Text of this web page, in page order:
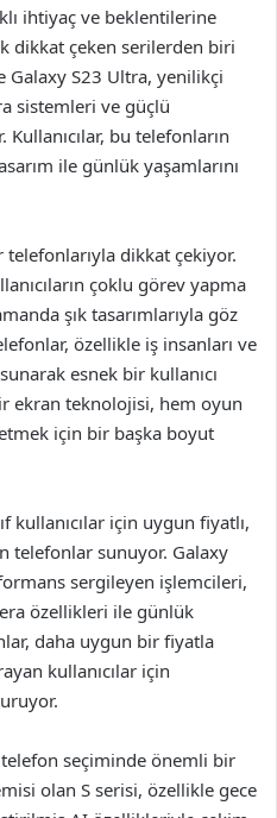
ihtiyaç ve beklentilerine
dikkat çeken serilerden biri
Galaxy S23 Ultra, yenilikçi
sistemleri ve güçlü
Kullanıcılar, bu telefonların
ile günlük yaşamlarını
dikkat çekiyor.
çoklu görev yapma
şık tasarımlarıyla göz
özellikle iş insanları ve
esnek bir kullanıcı
ekran teknolojisi, hem oyun
için bir başka boyut
kullanıcılar için uygun fiyatlı,
telefonlar sunuyor. Galaxy
sergileyen işlemcileri,
özellikleri ile günlük
daha uygun bir fiyatla
kullanıcılar için
telefon seçiminde önemli bir
olan S serisi, özellikle gece